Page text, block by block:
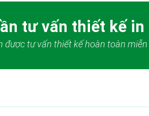
tư vấn thiết kế in
được tư vấn thiết kế hoàn toàn miễn